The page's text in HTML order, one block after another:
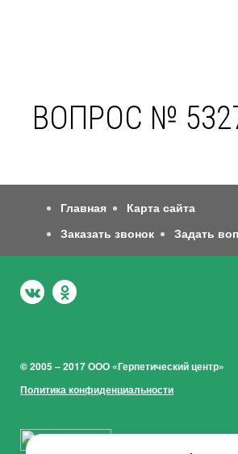
ВОПРОС №
Главная Карта сайта
Заказать звонок
Задать
© 2005 – 2017 ООО «Герпетический центр»
Политика конфиденциальности